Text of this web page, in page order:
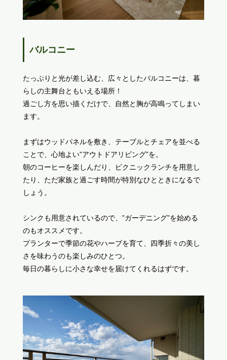
バルコニー
たっぷりと光が差し込む、広々としたバルコニーは、暮
らしの主舞台ともいえる場所！
過ごし方を思い描くだけで、自然と胸が高鳴ってしまい
ます。
まずはウッドパネルを敷き、テーブルとチェアを並べる
ことで、心地よい”アウトドアリビング”を。
朝のコーヒーを楽しんだり、ピクニックランチを用意し
たり、ただ家族と過ごす時間が特別なひとときになるで
しょう。
シンクも用意されているので、”ガーデニング”を始める
のもオススメです。
プランターで季節の花やハーブを育て、四季折々の美し
さを味わうのも楽しみのひとつ。
毎日の暮らしに小さな幸せを届けてくれるはずです。